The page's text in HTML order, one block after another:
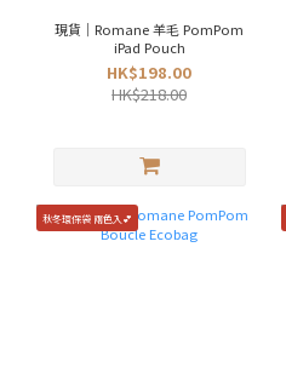
現貨｜Romane 羊毛 PomPom
iPad Pouch
HK$198.00
HK$218.00
秋冬環保袋 兩色入💕